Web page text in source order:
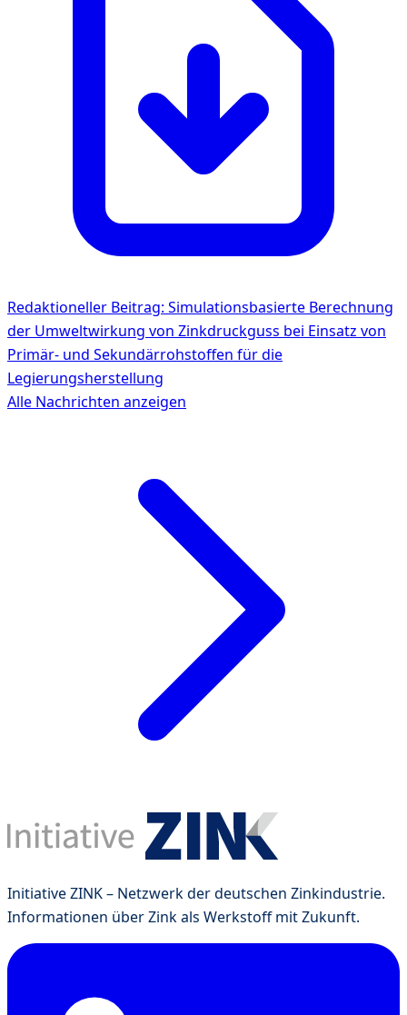
Redaktioneller Beitrag: Simulationsbasierte Berechnung
der Umweltwirkung von Zinkdruckguss bei Einsatz von
Primär- und Sekundärrohstoffen für die
Legierungsherstellung
Alle Nachrichten anzeigen
Initiative ZINK – Netzwerk der deutschen Zinkindustrie.
Informationen über Zink als Werkstoff mit Zukunft.